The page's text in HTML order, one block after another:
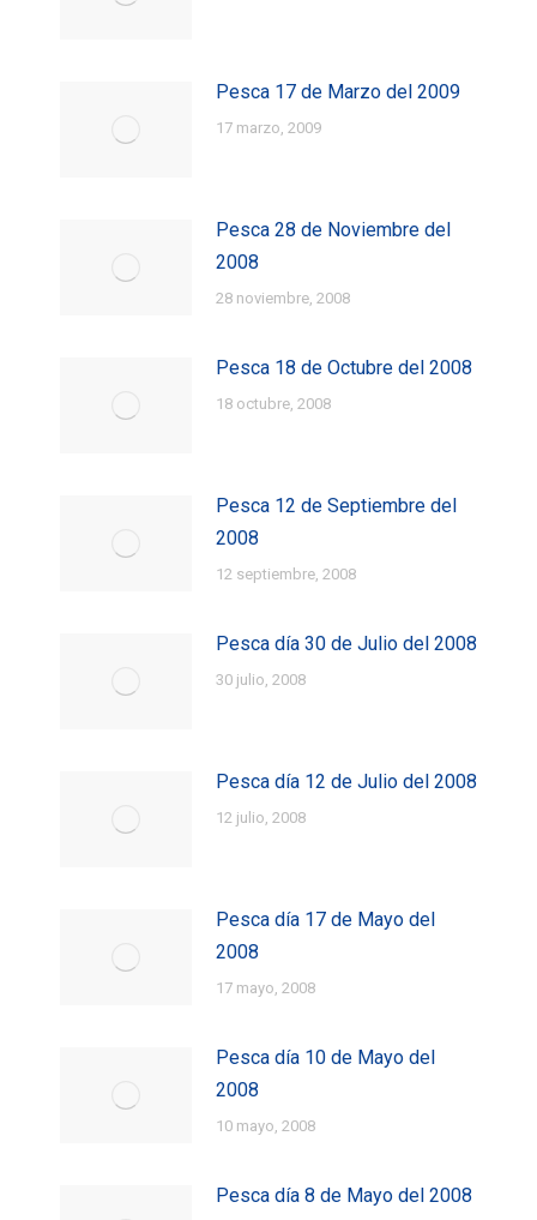
Pesca 17 de Marzo del 2009
17 marzo, 2009
Pesca 28 de Noviembre del
2008
28 noviembre, 2008
Pesca 18 de Octubre del 2008
18 octubre, 2008
Pesca 12 de Septiembre del
2008
12 septiembre, 2008
Pesca día 30 de Julio del 2008
30 julio, 2008
Pesca día 12 de Julio del 2008
12 julio, 2008
Pesca día 17 de Mayo del
2008
17 mayo, 2008
Pesca día 10 de Mayo del
2008
10 mayo, 2008
Pesca día 8 de Mayo del 2008